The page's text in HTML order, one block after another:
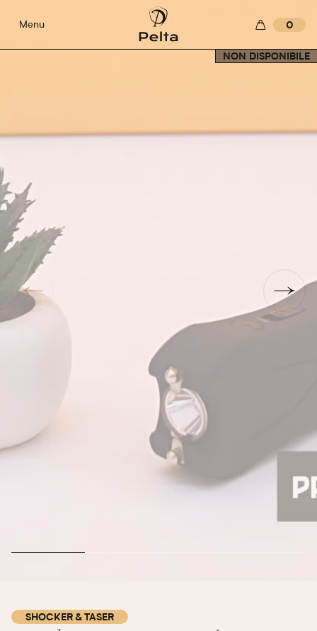
Menu 0
NON DISPONIBILE
SHOCKER & TASER